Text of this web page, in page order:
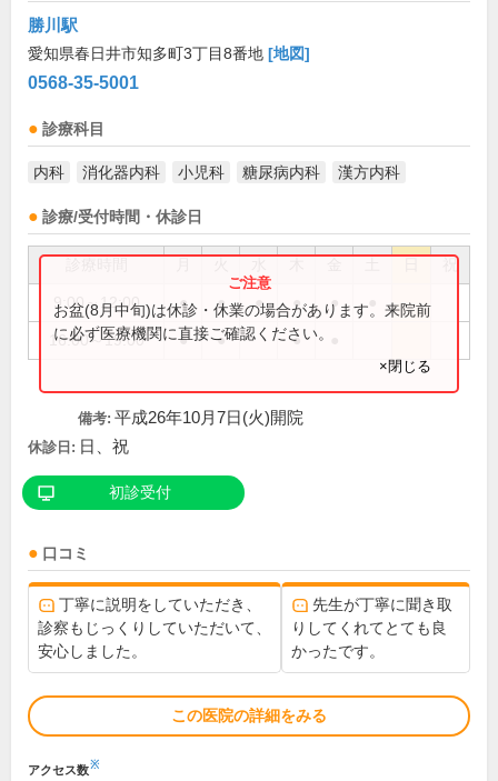
勝川駅
愛知県春日井市知多町3丁目8番地 [地図]
0568-35-5001
診療科目
内科 消化器内科 小児科 糖尿病内科 漢方内科
診療/受付時間・休診日
祝
9:00～12:00 ● ● ● ● ●
16:00～19:00 ● ● ●
お盆(8月中旬)は休診・休業の場合があります。来院前
に必ず医療機関に直接ご確認ください。
×閉じる
備考: 平成26年10月7日(火)開院
休診日: 日、祝
初診受付
口コミ
丁寧に説明をしていただき、
診察もじっくりしていただいて、
安心しました。
先生が丁寧に聞き取
りしてくれてとても良
かったです。
この医院の詳細をみる
アクセス数※